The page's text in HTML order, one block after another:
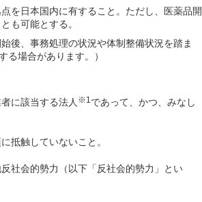
を日本国内に有すること。ただし、医薬品開
も可能とする。
後、事務処理の状況や体制整備状況を踏ま
る場合があります。）
に該当する法人 ※1であって、かつ、みなし
抵触していないこと。
社会的勢力（以下「反社会的勢力」とい